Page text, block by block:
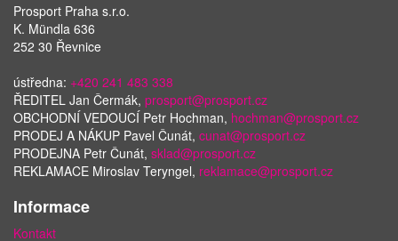
Prosport Praha s.r.o.
K. Mündla 636
252 30 Řevnice
ústředna: +420 241 483 338
ŘEDITEL Jan Čermák, prosport@prosport.cz
OBCHODNÍ VEDOUCÍ Petr Hochman, hochman@prosport.cz
PRODEJ A NÁKUP Pavel Čunát, cunat@prosport.cz
PRODEJNA Petr Čunát, sklad@prosport.cz
REKLAMACE Miroslav Teryngel, reklamace@prosport.cz
Informace
Kontakt